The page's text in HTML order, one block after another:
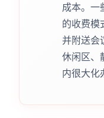
成本。一
的收费模
并附送会
休闲区、
内很大化